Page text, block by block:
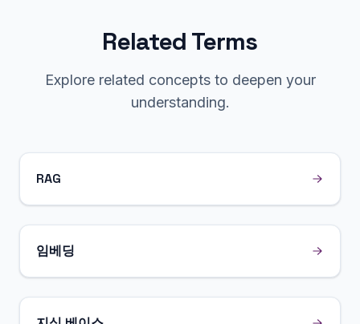
Related Terms
Explore related concepts to deepen your
understanding.
RAG
임베딩